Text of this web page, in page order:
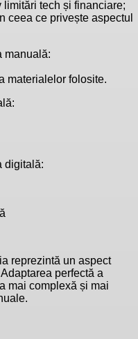
limitări tech și financiare;
ceea ce privește aspectul
manuală:
materialelor folosite.
digitală:
reprezintă un aspect
perfectă a
mai complexă și mai